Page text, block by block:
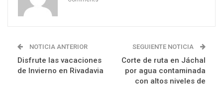
NOTICIA ANTERIOR
Disfrute las vacaciones
de Invierno en Rivadavia
SEGUIENTE NOTICIA
Corte de ruta en Jáchal
por agua contaminada
con altos niveles de